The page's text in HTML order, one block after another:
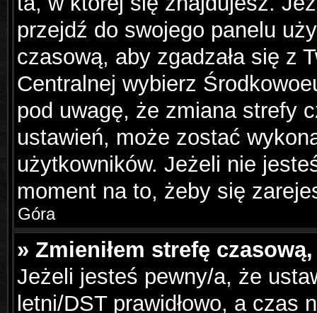
przejdź do swojego panelu
czasową, aby zgadzała się z
Centralnej wybierz
pod uwagę, że zmiana strefy
ustawień, może zostać
użytkowników. Jeżeli nie
moment na to, żeby się
Góra
» Zmieniłem strefę
Jeżeli jesteś pewny/a, że
letni/DST prawidłowo, a czas